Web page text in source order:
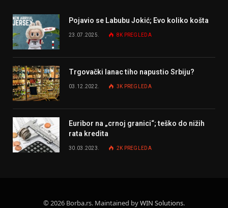
Pojavio se Labubu Jokić; Evo koliko košta
23.07.2025. 8K PREGLEDA
Trgovački lanac tiho napustio Srbiju?
03.12.2022. 3K PREGLEDA
Euribor na „crnoj granici“; teško do nižih
rata kredita
30.03.2023. 2K PREGLEDA
© 2026 Borba.rs. Maintained byWIN Solutions.